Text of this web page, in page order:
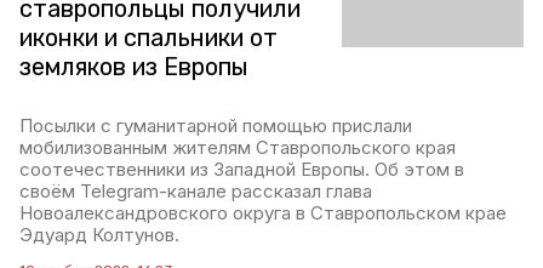
ставропольцы получили
иконки и спальники от
земляков из Европы
Посылки с гуманитарной помощью прислали
мобилизованным жителям Ставропольского края
соотечественники из Западной Европы. Об этом в
своём Telegram-канале рассказал глава
Новоалександровского округа в Ставропольском крае
Эдуард Колтунов.